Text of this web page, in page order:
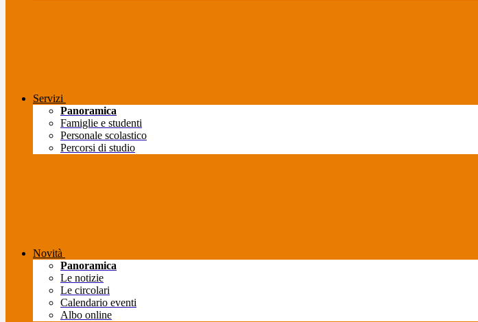
Servizi
Panoramica
Famiglie e studenti
Personale scolastico
Percorsi di studio
Novità
Panoramica
Le notizie
Le circolari
Calendario eventi
Albo online